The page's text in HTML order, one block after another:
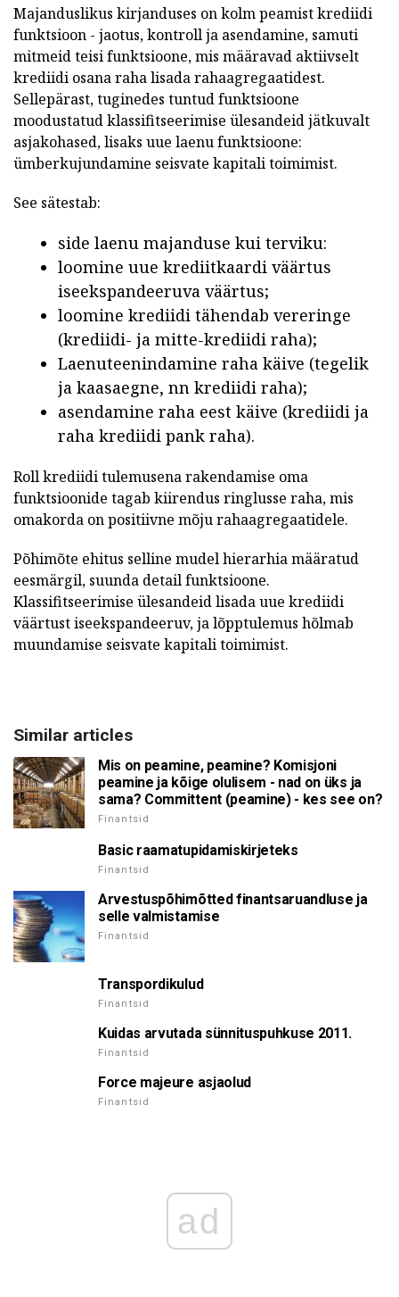
Majanduslikus kirjanduses on kolm peamist krediidi
funktsioon - jaotus, kontroll ja asendamine, samuti
mitmeid teisi funktsioone, mis määravad aktiivselt
krediidi osana raha lisada rahaagregaatidest.
Sellepärast, tuginedes tuntud funktsioone
moodustatud klassifitseerimise ülesandeid jätkuvalt
asjakohased, lisaks uue laenu funktsioone:
ümberkujundamine seisvate kapitali toimimist.
See sätestab:
side laenu majanduse kui terviku:
loomine uue krediitkaardi väärtus
iseekspandeeruva väärtus;
loomine krediidi tähendab vereringe
(krediidi- ja mitte-krediidi raha);
Laenuteenindamine raha käive (tegelik
ja kaasaegne, nn krediidi raha);
asendamine raha eest käive (krediidi ja
raha krediidi pank raha).
Roll krediidi tulemusena rakendamise oma
funktsioonide tagab kiirendus ringlusse raha, mis
omakorda on positiivne mõju rahaagregaatidele.
Põhimõte ehitus selline mudel hierarhia määratud
eesmärgil, suunda detail funktsioone.
Klassifitseerimise ülesandeid lisada uue krediidi
väärtust iseekspandeeruv, ja lõpptulemus hõlmab
muundamise seisvate kapitali toimimist.
Similar articles
Mis on peamine, peamine? Komisjoni
peamine ja kõige olulisem - nad on üks ja
sama? Committent (peamine) - kes see on?
Finantsid
Basic raamatupidamiskirjeteks
Finantsid
Arvestuspõhimõtted finantsaruandluse ja
selle valmistamise
Finantsid
Transpordikulud
Finantsid
Kuidas arvutada sünnituspuhkuse 2011.
Finantsid
Force majeure asjaolud
Finantsid
ad